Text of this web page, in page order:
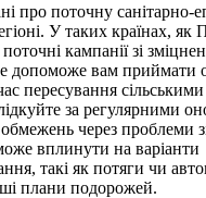
про поточну санітарно-
У таких країнах,
кампанії зі
допоможе вам приймати
пересування
за регулярними
через проблеми
вплинути на варіанти
такі як потяги чи
плани подорожей.